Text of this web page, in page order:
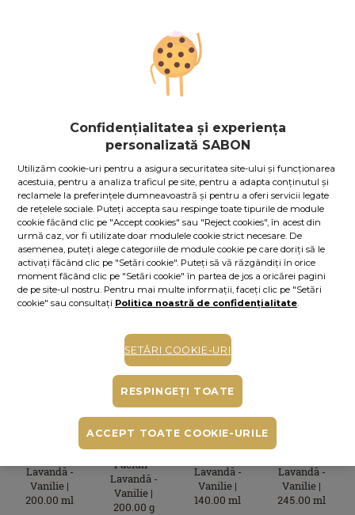
Vezi cadouri cu acest produs
Preț cu Royal Passport: 116.10
Dacă aveţi card Royal Passport, vă rugăm să vă
În caz contrar, puteţi obţine unul chiar acum,apăsând aici.
64.50 leiper 100 ml
Cod produs: 11768SÎn stoc
ADAUGĂ ÎN COŞ
COMPLETE YOUR PLEASURE
Lavandă -
Vanilie |
200.00 ml
+
SCRUB
PENTRU
CORP
Paciuli -
Lavandă -
Vanilie |
200.00 g
+
CREMĂ DE
CORP PET
Lavandă -
Vanilie |
140.00 ml
+
AROMĂ DE
Lavandă -
Vanilie |
245.00 ml
Confidențialitatea și experiența
personalizată SABON
Utilizăm cookie-uri pentru a asigura securitatea site-ului și funcționarea
acestuia, pentru a analiza traficul pe site, pentru a adapta conținutul și
reclamele la preferințele dumneavoastră și pentru a oferi servicii legate
de rețelele sociale. Puteți accepta sau respinge toate tipurile de module
cookie făcând clic pe "Accept cookies" sau "Reject cookies", în acest din
urmă caz, vor fi utilizate doar modulele cookie strict necesare. De
asemenea, puteți alege categoriile de module cookie pe care doriți să le
activați făcând clic pe "Setări cookie". Puteți să vă răzgândiți în orice
moment făcând clic pe "Setări cookie" în partea de jos a oricărei pagini
de pe site-ul nostru. Pentru mai multe informații, faceți clic pe "Setări
cookie" sau consultați Politica noastră de confidențialitate
SETĂRI COOKIE-URI
RESPINGEȚI TOATE
ACCEPT TOATE COOKIE-URILE